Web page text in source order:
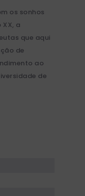
os sonhos
a
que aqui
de
ao
de